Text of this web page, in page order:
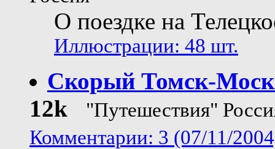
О поездке на
Иллюстрации: 48 шт.
Скорый Томск-
12k
"Путешествия"
Комментарии: 3 (07/11/